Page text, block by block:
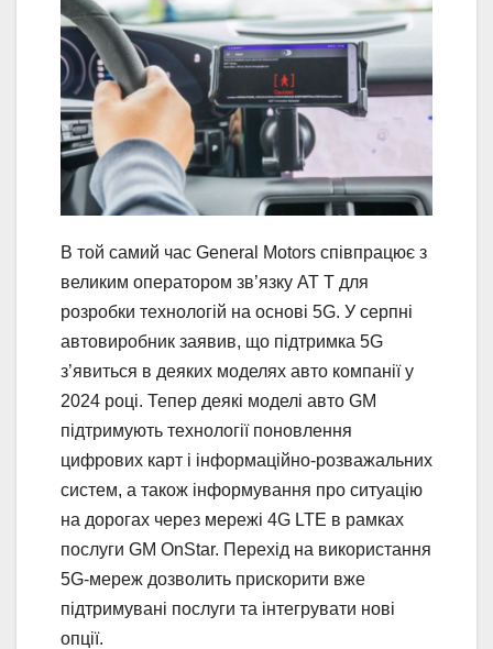
В той самий час General Motors співпрацює з
великим оператором зв’язку AT T для
розробки технологій на основі 5G. У серпні
автовиробник заявив, що підтримка 5G
з’явиться в деяких моделях авто компанії у
2024 році. Тепер деякі моделі авто GM
підтримують технології поновлення
цифрових карт і інформаційно-розважальних
систем, а також інформування про ситуацію
на дорогах через мережі 4G LTE в рамках
послуги GM OnStar. Перехід на використання
5G-мереж дозволить прискорити вже
підтримувані послуги та інтегрувати нові
опції.